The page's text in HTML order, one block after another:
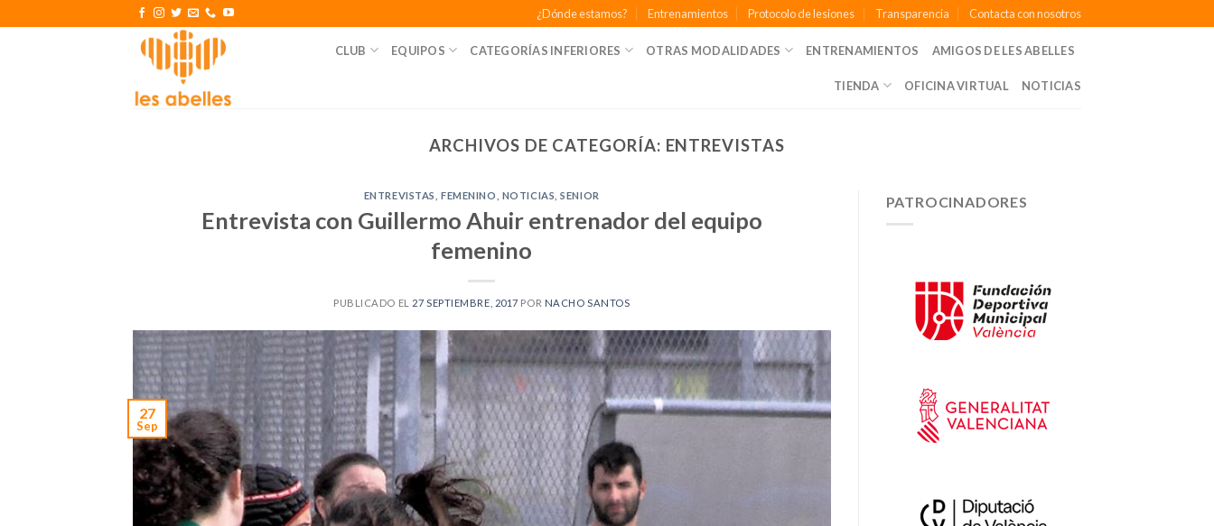
¿Dónde estamos? Entrenamientos Protocolo de lesiones Transparencia Contacta con nosotros
CLUB EQUIPOS CATEGORÍAS INFERIORES OTRAS MODALIDADES ENTRENAMIENTOS AMIGOS DE LES ABELLES
TIENDA OFICINA VIRTUAL NOTICIAS
ARCHIVOS DE CATEGORÍA: ENTREVISTAS
ENTREVISTAS ,FEMENINO NOTICIAS ,SENIOR
Entrevista con Guillermo Ahuir entrenador del equipo
femenino
PUBLICADO EL 27 SEPTIEMBRE, 2017 POR NACHO SANTOS
27
Sep
PATROCINADORES